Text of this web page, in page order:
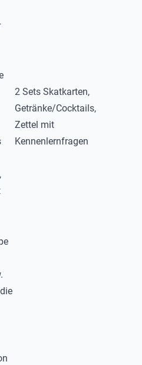
2 Sets Skatkarten,
Getränke/Cocktails,
Zettel mit
Kennenlernfragen